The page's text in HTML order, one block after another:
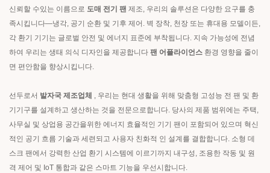
신뢰할 수있는 이름으로 도매 전기 팬 제조, 우리의 솔루션은 다양한 요구를 충
족시킵니다—냉각, 공기 순환 및 기후 제어. 벽 장착, 천장 또는 휴대용 모델이든,
각 환기 기기는 글로벌 안전 및 에너지 표준에 부착됩니다. 지속 가능성에 전념
하여 우리는 생태 의식 디자인을 제공합니다 팬 어플라이언스 환경 영향을 줄이
면 편안함을 향상시킵니다.
선두로서 발자국 제조업체 , 우리는 현대 생활을 위해 맞춤형 고성능 전 팬 및 환
기기구를 설계하고 생산하는 것을 전문으로합니다. 당사의 제품 범위에는 주택,
사무실 및 상업용 공간을위한 에너지 효율적인 기기 팬이 포함되어 있으며 혁신
적인 공기 흐름 기술과 세련되고 사용자 친화적 인 설계를 결합합니다. 소형 데
스크 팬에서 강력한 산업 환기 시스템에 이르기까지 내구성, 조용한 작동 및 원
격 제어 및 IoT 통합과 같은 스마트 기능을 우선시합니다.